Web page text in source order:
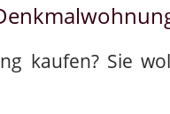
kaufen? Sie